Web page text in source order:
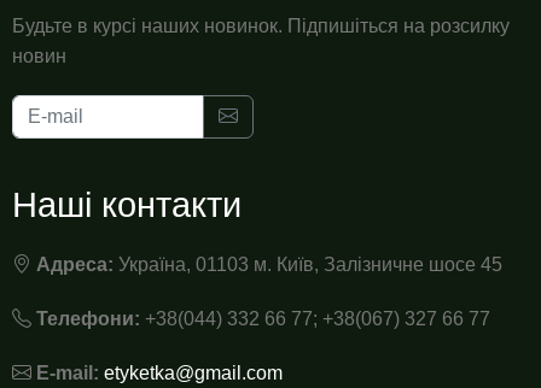
Будьте в курсі наших новинок. Підпишіться на розсилку
новин
Наші контакти
Адреса: Україна, 01103 м. Київ, Залізничне шосе 45
Телефони: +38(044) 332 66 77; +38(067) 327 66 77
E-mail: etyketka@gmail.com